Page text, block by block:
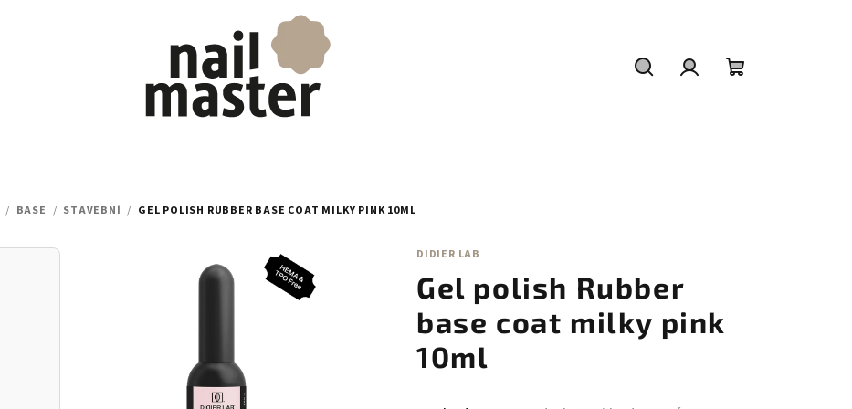
/ BASE / STAVEBNÍ / GEL POLISH RUBBER BASE COAT MILKY PINK 10ML
DIDIER LAB
Gel polish Rubber
base coat milky pink
10ml